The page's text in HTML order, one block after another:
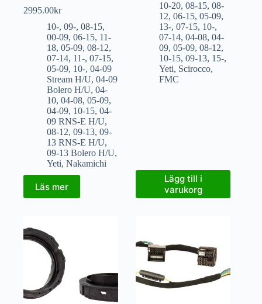
2995.00kr
10-, 09-, 08-15,
00-09, 06-15, 11-
18, 05-09, 08-12,
07-14, 11-, 07-15,
05-09, 10-, 04-09
Stream H/U, 04-09
Bolero H/U, 04-
10, 04-08, 05-09,
04-09, 10-15, 04-
09 RNS-E H/U,
08-12, 09-13, 09-
13 RNS-E H/U,
09-13 Bolero H/U,
Yeti, Nakamichi
Läs mer
10-20,08-15,08-
12,06-15,05-09,
13-,07-15, 10-,
07-14,04-08,04-
09,05-09,08-12,
10-15,09-13, 15-,
Yeti, Scirocco,
FMC
Lägg till i
varukorg